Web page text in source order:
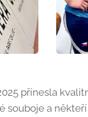
přinesla
a